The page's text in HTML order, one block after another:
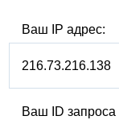
Ваш IP адрес:
216.73.216.138
Ваш ID запроса